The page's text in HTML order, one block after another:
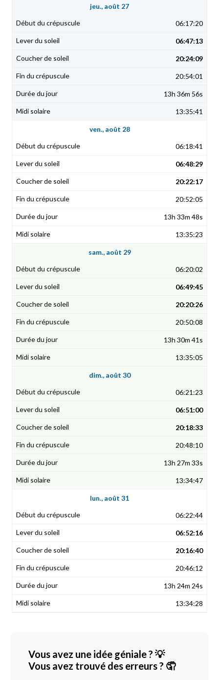
jeu., août 27
06:17:20
06:47:13
20:24:09
20:54:01
13h 36m 56s
13:35:41
ven., août 28
06:18:41
06:48:29
20:22:17
20:52:05
13h 33m 48s
13:35:23
sam., août 29
06:20:02
06:49:45
20:20:26
20:50:08
13h 30m 41s
13:35:05
dim., août 30
06:21:23
06:51:00
20:18:33
20:48:10
13h 27m 33s
13:34:47
lun., août 31
06:22:44
06:52:16
20:16:40
20:46:12
13h 24m 24s
13:34:28
Vous avez une idée géniale ? 💡
Vous avez trouvé des erreurs ? 🤦